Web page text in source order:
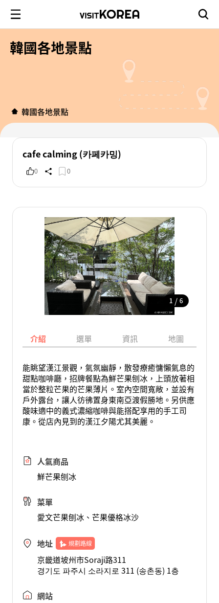
韓國各地景點
韓國各地景點
cafe calming (카페카밍)
0 0
1 / 6
介紹 選單 資訊 地圖
能眺望漢江景觀，氣氛幽靜，散發療癒慵懶氣息的
甜點咖啡廳，招牌餐點為鮮芒果刨冰，上頭放著相
當於整粒芒果的芒果薄片。室內空間寬敞，並設有
戶外露台，讓人彷彿置身東南亞渡假勝地。另供應
酸味適中的義式濃縮咖啡與能搭配享用的手工司
康。從店內見到的漢江夕陽尤其美麗。
人氣商品
鮮芒果刨冰
菜單
愛文芒果刨冰、芒果優格冰沙
地址 規劃路線
京畿道坡州市Soraji路311
경기도 파주시 소라지로 311 (송촌동) 1층
網站